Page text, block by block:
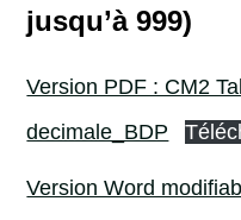
jusqu’à 999)
Version PDF : CM2
decimale_BDP
Version Word